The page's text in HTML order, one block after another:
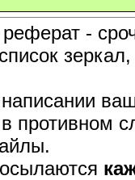
-
противном